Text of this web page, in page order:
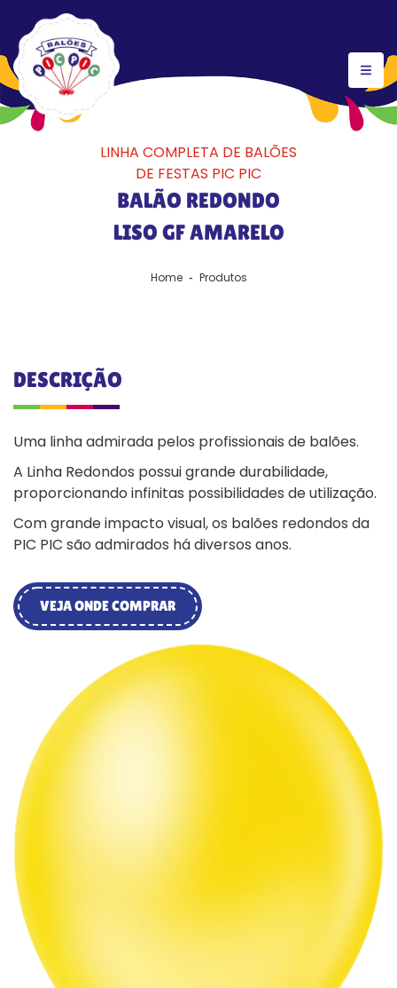
LINHA COMPLETA DE BALÕES
DE FESTAS PIC PIC
BALÃO REDONDO
LISO GF AMARELO
Home Produtos
DESCRIÇÃO
Uma linha admirada pelos profissionais de balões.
A Linha Redondos possui grande durabilidade,
proporcionando infinitas possibilidades de utilização.
Com grande impacto visual, os balões redondos da
PIC PIC são admirados há diversos anos.
VEJA ONDE COMPRAR